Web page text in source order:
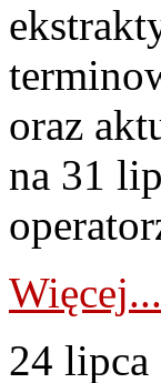
oraz
na 31
Więcej...
24 lipca